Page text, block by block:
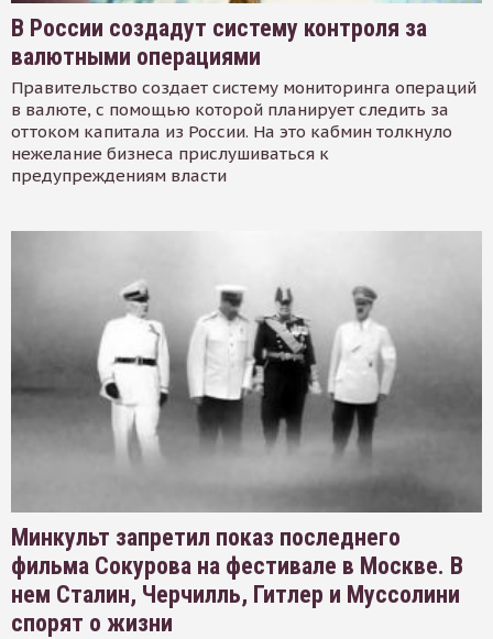
В России создадут систему контроля за
валютными операциями
Правительство создает систему мониторинга операций
в валюте, с помощью которой планирует следить за
оттоком капитала из России. На это кабмин толкнуло
нежелание бизнеса прислушиваться к
предупреждениям власти
Минкульт запретил показ последнего
фильма Сокурова на фестивале в Москве. В
нем Сталин, Черчилль, Гитлер и Муссолини
спорят о жизни